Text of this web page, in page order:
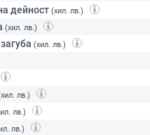
дейност (хил. лв.)
(хил. лв.)
(хил. лв.)
лв.)
лв.)
лв.)